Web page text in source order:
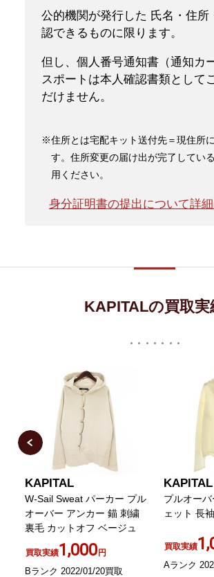
公的機関が発行した 氏名・住所
認できるものに限ります。
但し、個人番号通知書（通知カ
スポートは本人確認書類として
だけません。
※住所とは宅配キット送付先＝現住所
す。住所変更の届け出が完了してい
用ください。
身分証明書の提出について詳
KAPITALの買取実
KAPITAL
W-Sail Sweat パーカー プル
オーバー アンカー 錨 刺繍
裏毛 カットオフ ベージュ
買取実績1,000円
Bランク 2022/01/20買取
KAPITAL
プルオー
ェット 長
買取実績
Aランク